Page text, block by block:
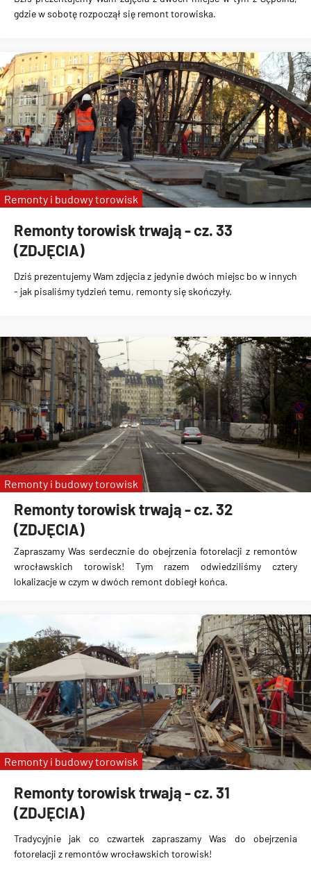
gdzie w sobotę rozpoczął się remont torowiska.
Remonty torowisk trwają - cz. 33
(ZDJĘCIA)
Dziś prezentujemy Wam zdjęcia z jedynie dwóch miejsc bo w innych
- jak pisaliśmy tydzień temu, remonty się skończyły.
Remonty i budowy torowisk
Remonty torowisk trwają - cz. 32
(ZDJĘCIA)
Zapraszamy Was serdecznie do obejrzenia fotorelacji z remontów
wrocławskich torowisk! Tym razem odwiedziliśmy cztery
lokalizacje w czym w dwóch remont dobiegł końca.
Remonty i budowy torowisk
Remonty torowisk trwają - cz. 31
(ZDJĘCIA)
Tradycyjnie jak co czwartek zapraszamy Was do obejrzenia
fotorelacji z remontów wrocławskich torowisk!
Remonty i budowy torowisk